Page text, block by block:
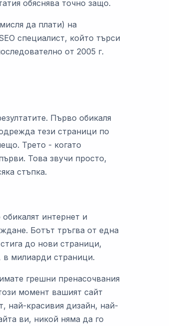
обяснява точно защо.
да плати) на
специалист, който търси
от 2005 г.
Първо обикаля
тези страници по
Трето - когато
Това звучи просто,
стъпка.
интернет и
Ботът тръгва от една
до нови страници,
в милиарди страници.
грешни пренасочвания
момент вашият сайт
най-красивия дизайн, най-
ви, никой няма да го